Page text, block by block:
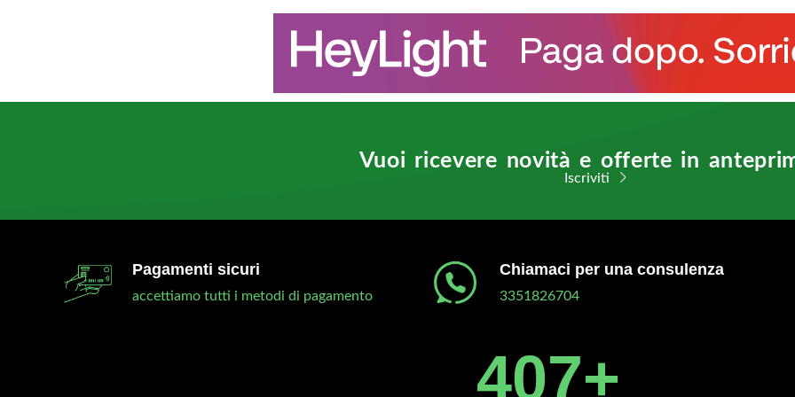
Vuoi ricevere novità e offerte in
Iscriviti
Pagamenti sicuri
accettiamo tutti i metodi di pagamento
Chiamaci per una consulenza
3351826704
450+